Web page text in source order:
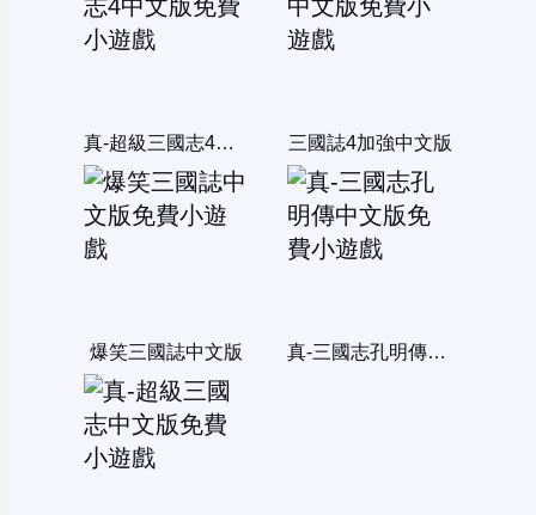
真-超級三國志4中文版 三國誌4加強中文版
爆笑三國誌中文版 真-三國志孔明傳中文版